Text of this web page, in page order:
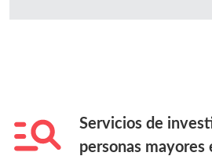
Servicios de
personas mayores